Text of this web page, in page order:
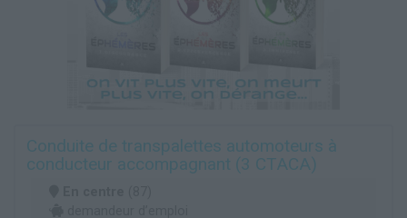
Conduite de transpalettes automoteurs à
conducteur accompagnant (3 CTACA)